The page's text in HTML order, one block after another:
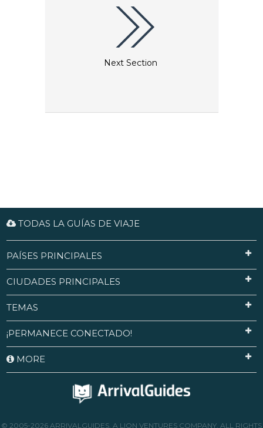
Next Section
TODAS LA GUÍAS DE VIAJE
PAÍSES PRINCIPALES
CIUDADES PRINCIPALES
TEMAS
¡PERMANECE CONECTADO!
MORE
© 2005-2026 ARRIVALGUIDES, A LION VENTURES COMPANY. ALL RIGHTS